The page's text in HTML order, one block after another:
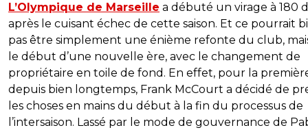
L’Olympique de Marseille a débuté un virage à 180
après le cuisant échec de cette saison. Et ce pourrait
pas être simplement une énième refonte du club,
le début d’une nouvelle ère, avec le changement de
propriétaire en toile de fond. En effet, pour la
depuis bien longtemps, Frank McCourt a décidé de
les choses en mains du début à la fin du processus de
l’intersaison. Lassé par le mode de gouvernance de